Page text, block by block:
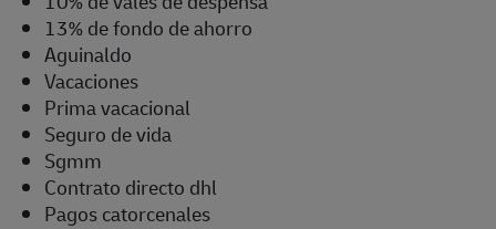
13% de fondo de ahorro
Aguinaldo
Vacaciones
Prima vacacional
Seguro de vida
Sgmm
Contrato directo dhl
Pagos catorcenales